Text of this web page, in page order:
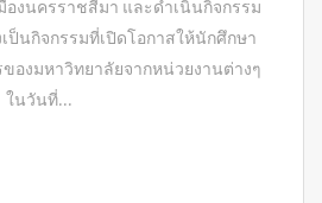
งนครราชสีมา และดำเนินกิจกรรม
นกิจกรรมที่เปิดโอกาสให้นักศึกษา
องมหาวิทยาลัยจากหน่วยงานต่างๆ
นวันที่…